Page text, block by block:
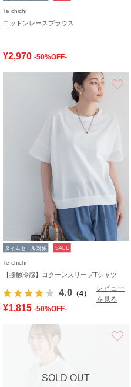
Te chichi
コットンレースブラウス
¥2,970 -50%OFF-
タイムセール対象 SALE
Te chichi
【接触冷感】コクーンスリーブTシャツ
4.0 （4）
レビュー
を見る
¥1,815 -50%OFF-
SOLD OUT